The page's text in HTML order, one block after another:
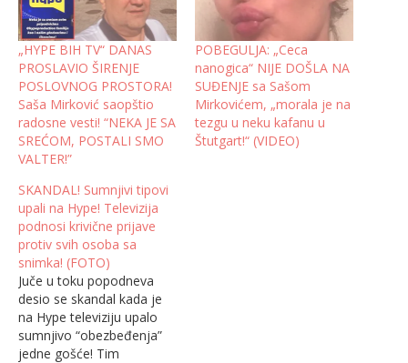
„HYPE BIH TV“ DANAS
PROSLAVIO ŠIRENJE
POSLOVNOG PROSTORA!
Saša Mirković saopštio
radosne vesti! “NEKA JE SA
SREĆOM, POSTALI SMO
VALTER!”
POBEGULJA: „Ceca
nanogica“ NIJE DOŠLA NA
SUĐENJE sa Sašom
Mirkovićem, „morala je na
tezgu u neku kafanu u
Štutgart!“ (VIDEO)
SKANDAL! Sumnjivi tipovi
upali na Hype! Televizija
podnosi krivične prijave
protiv svih osoba sa
snimka! (FOTO)
Juče u toku popodneva
desio se skandal kada je
na Hype televiziju upalo
sumnjivo “obezbeđenja”
jedne gošće! Tim